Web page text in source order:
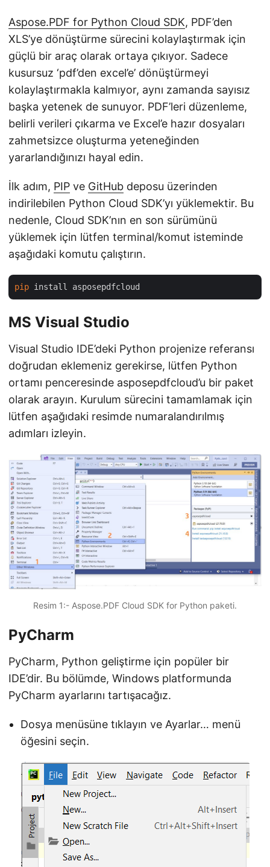
Aspose.PDF for Python Cloud SDK, PDF’den
XLS’ye dönüştürme sürecini kolaylaştırmak için
güçlü bir araç olarak ortaya çıkıyor. Sadece
kusursuz ‘pdf’den excel’e’ dönüştürmeyi
kolaylaştırmakla kalmıyor, aynı zamanda sayısız
başka yetenek de sunuyor. PDF’leri düzenleme,
belirli verileri çıkarma ve Excel’e hazır dosyaları
zahmetsizce oluşturma yeteneğinden
yararlandığınızı hayal edin.
İlk adım, PIP ve GitHub deposu üzerinden
indirilebilen Python Cloud SDK’yı yüklemektir. Bu
nedenle, Cloud SDK’nın en son sürümünü
yüklemek için lütfen terminal/komut isteminde
aşağıdaki komutu çalıştırın.
pip
MS Visual Studio
Visual Studio IDE’deki Python projenize referansı
doğrudan eklemeniz gerekirse, lütfen Python
ortamı penceresinde asposepdfcloud’u bir paket
olarak arayın. Kurulum sürecini tamamlamak için
lütfen aşağıdaki resimde numaralandırılmış
adımları izleyin.
Resim 1:- Aspose.PDF Cloud SDK for Python paketi.
PyCharm
PyCharm, Python geliştirme için popüler bir
IDE’dir. Bu bölümde, Windows platformunda
PyCharm ayarlarını tartışacağız.
Dosya menüsüne tıklayın ve Ayarlar… menü
öğesini seçin.